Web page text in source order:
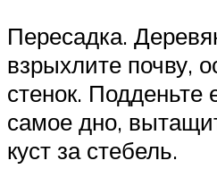
Пересадка.
взрыхлите почву,
стенок. Подденьте
самое дно,
куст за стебель.